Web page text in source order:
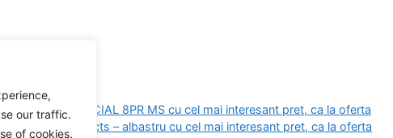
our traffic.
of cookies.
COMMERCIAL 8PR MS cu cel mai interesant pret, ca la oferta
6, Office Products – albastru cu cel mai interesant pret, ca la oferta